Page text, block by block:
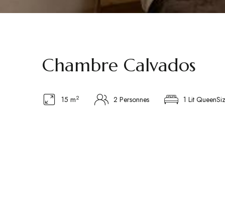
Chambre Calvados
15 m2 2 Personnes 1 Lit